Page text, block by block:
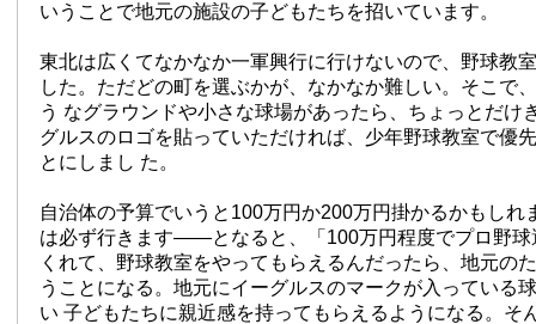
いうことで地元の施設の子どもたちを招いています。
東北は広くてなかなか一軍興行に行けないので、野球教
した。ただどの町を選ぶかが、なかなか難しい。そこで
う なグラウンドや小さな球場があったら、ちょっとだけ
グルスのロゴを貼っていただければ、少年野球教室で優
とにしまし た。
自治体の予算でいうと100万円か200万円掛かるかもしれ
は必ず行きます——となると、「100万円程度でプロ野球
くれて、野球教室をやってもらえるんだったら、地元の
うことになる。地元にイーグルスのマークが入っている
い 子どもたちに親近感を持ってもらえるようになる。そ